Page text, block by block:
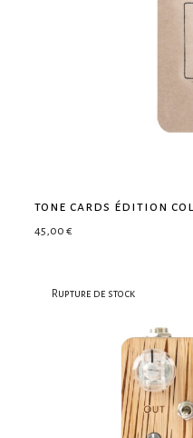
tone cards édition
45,00 €